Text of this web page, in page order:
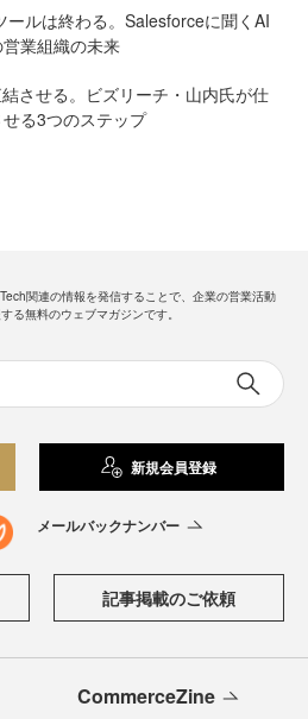
ールは終わる。Salesforceに聞くAI
業組織の未来
させる。ビズリーチ・山内氏が仕
る3つのステップ
関連の情報を発信することで、企業の営業活動
る無料のウェブマガジンです。
新規会員登録
メールバックナンバー
記事掲載のご依頼
CommerceZine